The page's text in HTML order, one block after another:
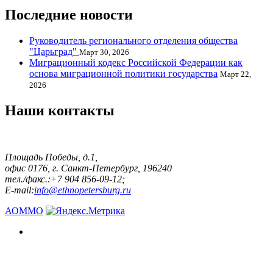
Последние новости
Руководитель регионального отделения общества
"Царьград" Март 30, 2026
Миграционный кодекс Российской Федерации как
основа миграционной политики государства Март 22,
2026
Наши контакты
Площадь Победы, д.1,
офис 0176, г. Санкт-Петербург, 196240
тел./факс.:+7 904 856-09-12;
E-mail:info@ethnopetersburg.ru
АОММО